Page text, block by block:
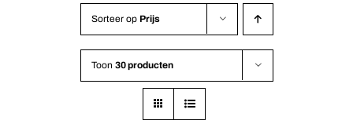
Sorteer op Prijs
Toon 30 producten